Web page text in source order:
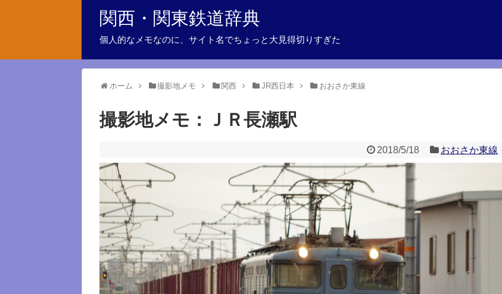
関西・関東鉄道辞典
個人的なメモなのに、サイト名でちょっと大見得切りすぎた
ホーム 撮影地メモ 関西 JR西日本 おおさか東線
撮影地メモ：ＪＲ長瀬駅
2018/5/18 おおさか東線